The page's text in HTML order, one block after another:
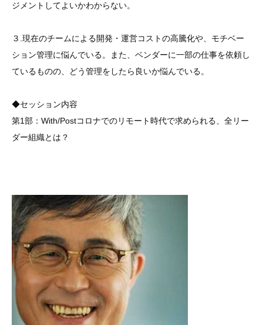
ジメントしてよいかわからない。
３.現在のチームによる開発・運営コストの高騰化や、モチベー
ション管理に悩んでいる。また、ベンダーに一部の仕事を依頼し
ているものの、どう管理をしたら良いか悩んでいる。
◆セッション内容
第1部：With/Postコロナでのリモート時代で求められる、全リー
ダー組織とは？